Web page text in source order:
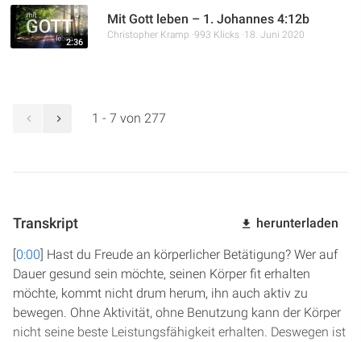
2:36
Mit Gott leben – 1. Johannes 4:12b
Christopher Kramp 993 Klicks 18. Juni 2020
1 - 7 von 277
Transkript herunterladen
[0:00] Hast du Freude an körperlicher Betätigung? Wer auf
Dauer gesund sein möchte, seinen Körper fit erhalten
möchte, kommt nicht drum herum, ihn auch aktiv zu
bewegen. Ohne Aktivität, ohne Benutzung kann der Körper
nicht seine beste Leistungsfähigkeit erhalten. Deswegen ist